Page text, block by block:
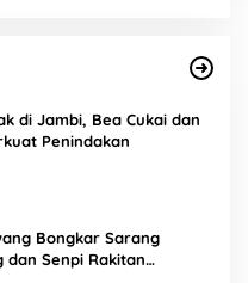
di Jambi, Bea Cukai dan
Penindakan
Bongkar Sarang
dan Senpi Rakitan